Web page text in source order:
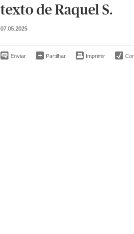
texto de Raquel S.
07.05.2025
Enviar Partilhar Imprimir